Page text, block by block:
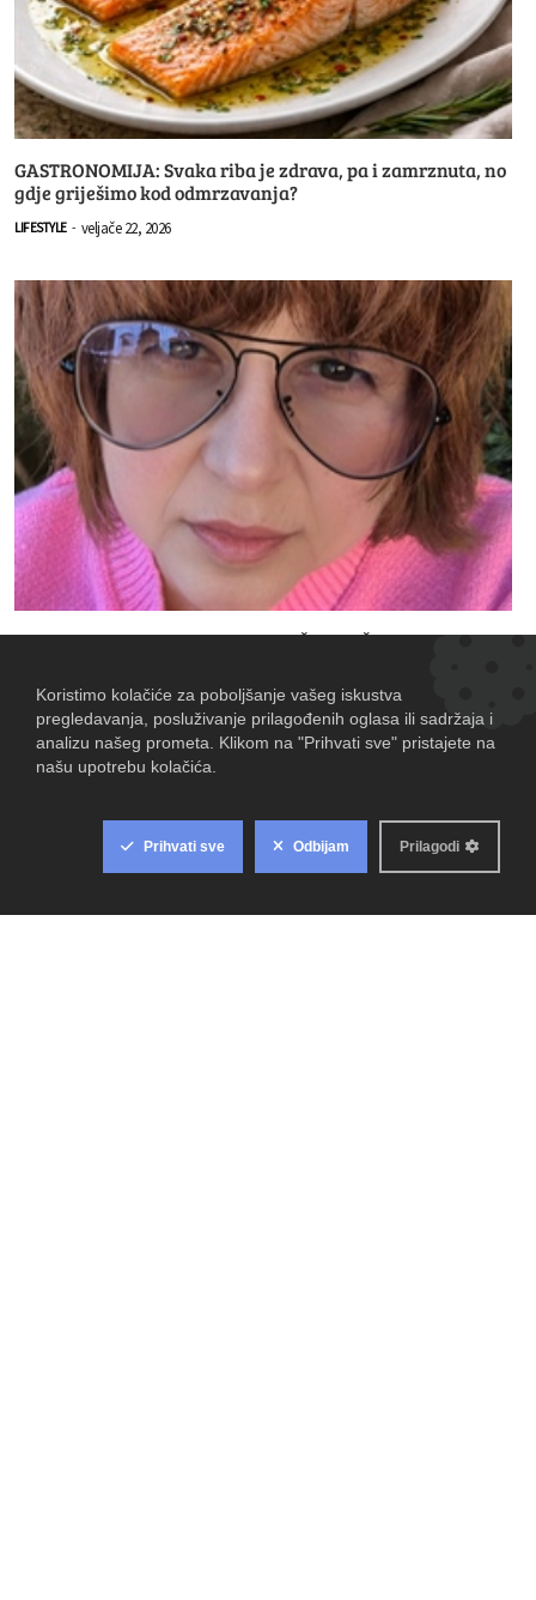
GASTRONOMIJA: Svaka riba je zdrava, pa i zamrznuta, no
gdje griješimo kod odmrzavanja?
LIFESTYLE - veljače 22, 2026
Sex FILES by Marija Štrajh: Žrtve